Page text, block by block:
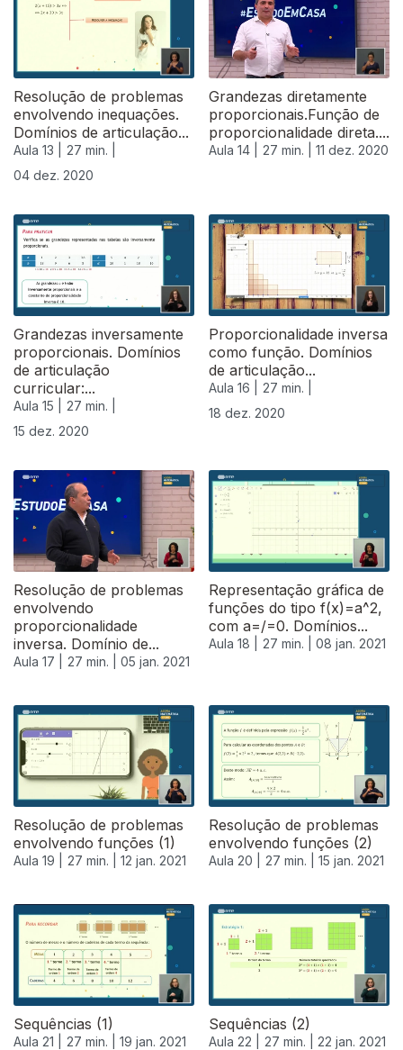
Resolução de problemas
envolvendo inequações.
Domínios de articulação...
Aula 13 |
27 min. |
04 dez. 2020
Grandezas diretamente
proporcionais.Função de
proporcionalidade direta....
Aula 14 | 27 min. | 11 dez. 2020
Grandezas inversamente
proporcionais. Domínios
de articulação
curricular:...
Aula 15 |
27 min. |
15 dez. 2020
Proporcionalidade inversa
como função. Domínios
de articulação...
Aula 16 |
27 min. |
18 dez. 2020
Resolução de problemas
envolvendo
proporcionalidade
inversa. Domínio de...
Aula 17 | 27 min. | 05 jan. 2021
Representação gráfica de
funções do tipo f(x)=a^2,
com a=/=0. Domínios...
Aula 18 | 27 min. | 08 jan. 2021
Resolução de problemas
envolvendo funções (1)
Aula 19 | 27 min. | 12 jan. 2021
Resolução de problemas
envolvendo funções (2)
Aula 20 | 27 min. | 15 jan. 2021
Sequências (1)
Aula 21 | 27 min. | 19 jan. 2021
Sequências (2)
Aula 22 | 27 min. | 22 jan. 2021